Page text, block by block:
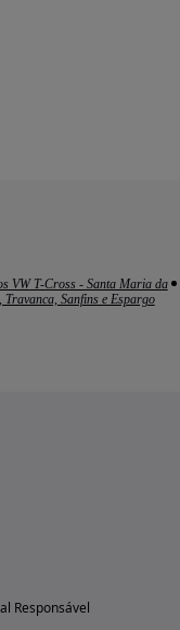
VW T-Cross - Santa Maria da
Travanca, Sanfins e Espargo
Responsável